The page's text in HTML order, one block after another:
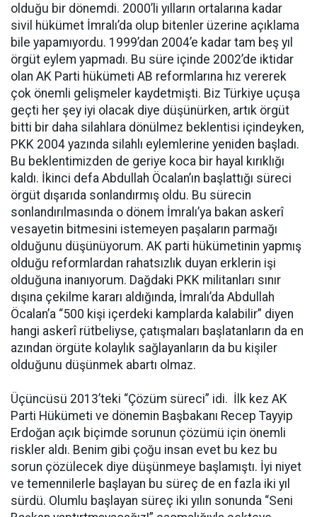
olduğu bir dönemdi. 2000’li yılların ortalarına kadar
sivil hükümet İmralı’da olup bitenler üzerine açıklama
bile yapamıyordu. 1999’dan 2004’e kadar tam beş yıl
örgüt eylem yapmadı. Bu süre içinde 2002’de iktidar
olan AK Parti hükümeti AB reformlarına hız vererek
çok önemli gelişmeler kaydetmişti. Biz Türkiye uçuşa
geçti her şey iyi olacak diye düşünürken, artık örgüt
bitti bir daha silahlara dönülmez beklentisi içindeyken,
PKK 2004 yazında silahlı eylemlerine yeniden başladı.
Bu beklentimizden de geriye koca bir hayal kırıklığı
kaldı. İkinci defa Abdullah Öcalan’ın başlattığı süreci
örgüt dışarıda sonlandırmış oldu. Bu sürecin
sonlandırılmasında o dönem İmralı’ya bakan askerî
vesayetin bitmesini istemeyen paşaların parmağı
olduğunu düşünüyorum. AK parti hükümetinin yapmış
olduğu reformlardan rahatsızlık duyan erklerin işi
olduğuna inanıyorum. Dağdaki PKK militanları sınır
dışına çekilme kararı aldığında, İmralı’da Abdullah
Öcalan’a “500 kişi içerdeki kamplarda kalabilir” diyen
hangi askerî rütbeliyse, çatışmaları başlatanların da en
azından örgüte kolaylık sağlayanların da bu kişiler
olduğunu düşünmek abartı olmaz.
Üçüncüsü 2013’teki “Çözüm süreci” idi. İlk kez AK
Parti Hükümeti ve dönemin Başbakanı Recep Tayyip
Erdoğan açık biçimde sorunun çözümü için önemli
riskler aldı. Benim gibi çoğu insan evet bu kez bu
sorun çözülecek diye düşünmeye başlamıştı. İyi niyet
ve temennilerle başlayan bu süreç de en fazla iki yıl
sürdü. Olumlu başlayan süreç iki yılın sonunda “Seni